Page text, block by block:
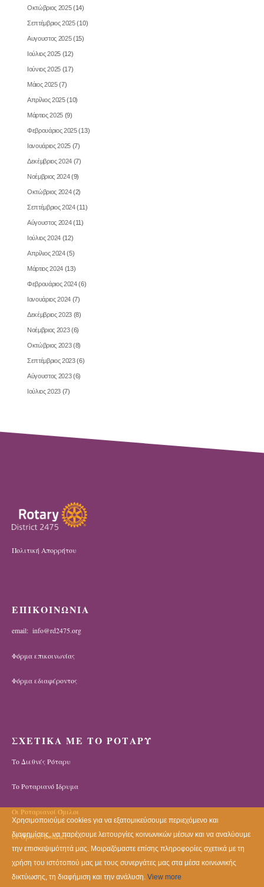
Οκτώβριος 2025(14)
Σεπτέμβριος 2025(10)
Αυγουστος 2025(15)
Ιούλιος 2025 (12)
Ιούνιος 2025 (17)
Μάιος 2025(7)
Απρίλιος 2025(10)
Μάρτιος 2025 (9)
Φεβρουάριος 2025(13)
Ιανουάριος 2025 (7)
Δεκέμβριος 2024 (7)
Νοέμβριος 2024(9)
Οκτώβριος 2024(2)
Σεπτέμβριος 2024(11)
Αύγουστος 2024(11)
Ιούλιος 2024 (12)
Απρίλιος 2024(5)
Μάρτιος 2024 (13)
Φεβρουάριος 2024(6)
Ιανουάριος 2024 (7)
Δεκέμβριος 2023 (8)
Νοέμβριος 2023(6)
Οκτώβριος 2023(8)
Σεπτέμβριος 2023(6)
Αύγουστος 2023(6)
Ιούλιος 2023 (7)
Πολιτική Απορρήτου
ΕΠΙΚΟΙΝΩΝΙΑ
email: info@rd2475.org
Φόρμα επικοινωνίας
Φόρμα εδιαφέροντος
ΣΧΕΤΙΚΑ ΜΕ ΤΟ ΡΟΤΑΡΥ
Το Διεθνές Ρόταρυ
Το Ροταριανό Ίδρυμα
Οι Ροταριανοί Όμιλοι
Οι Όμιλοι Rotaract
Χρησιμοποιούμε cookies για να εξατομικεύσουμε περιεχόμενο και
διαφημίσεις, να παρέχουμε λειτουργίες κοινωνικών μέσων και να αναλύουμε
την επισκεψιμότητά μας. Μοιραζόμαστε επίσης πληροφορίες σχετικά με τη
χρήση του ιστότοπού μας με τους συνεργάτες μας στα μέσα κοινωνικής
δικτύωσης, τη διαφήμιση και την ανάλυση. View more